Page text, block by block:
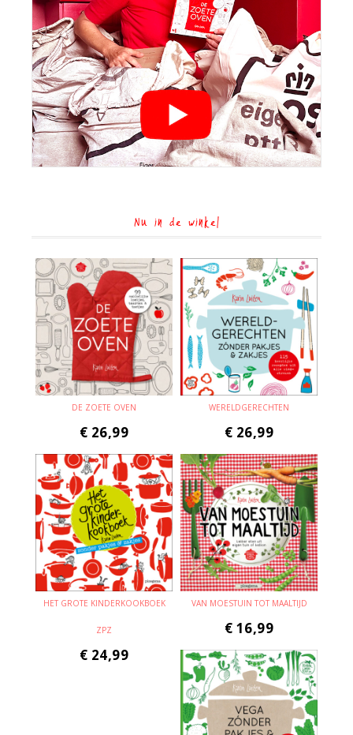
Nu in de winkel
DE ZOETE OVEN
€ 26,99
WERELDGERECHTEN
€ 26,99
HET GROTE KINDERKOOKBOEK
ZPZ
€ 24,99
VAN MOESTUIN TOT MAALTIJD
€ 16,99